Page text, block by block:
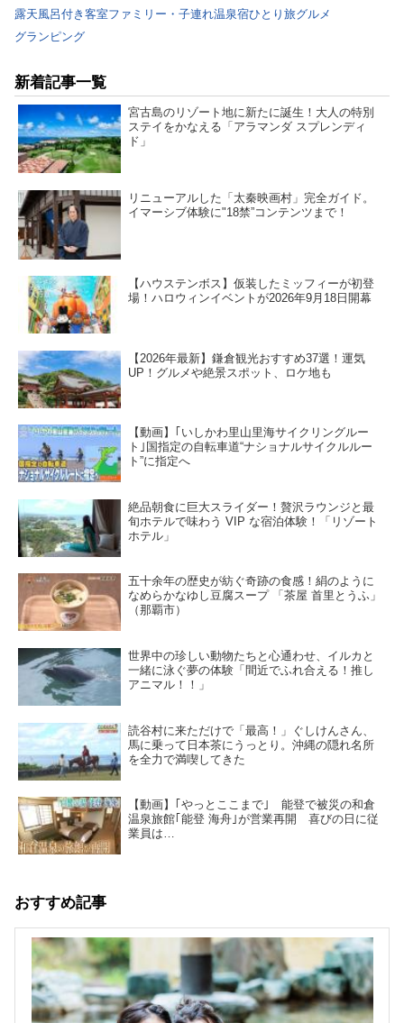
露天風呂付き客室ファミリー・子連れ温泉宿ひとり旅グルメ
グランピング
新着記事一覧
宮古島のリゾート地に新たに誕生！大人の特別
ステイをかなえる「アラマンダ スプレンディ
ド」
リニューアルした「太秦映画村」完全ガイド。
イマーシブ体験に"18禁”コンテンツまで！
【ハウステンボス】仮装したミッフィーが初登
場！ハロウィンイベントが2026年9月18日開幕
【2026年最新】鎌倉観光おすすめ37選！運気
UP！グルメや絶景スポット、ロケ地も
【動画】｢いしかわ里山里海サイクリングルー
ト｣国指定の自転車道“ナショナルサイクルルー
ト”に指定へ
絶品朝食に巨大スライダー！贅沢ラウンジと最
旬ホテルで味わう VIP な宿泊体験！「リゾート
ホテル」
五十余年の歴史が紡ぐ奇跡の食感！絹のように
なめらかなゆし豆腐スープ 「茶屋 首里とうふ」
（那覇市）
世界中の珍しい動物たちと心通わせ、イルカと
一緒に泳ぐ夢の体験「間近でふれ合える！推し
アニマル！！」
読谷村に来ただけで「最高！」ぐしけんさん、
馬に乗って日本茶にうっとり。沖縄の隠れ名所
を全力で満喫してきた
【動画】｢やっとここまで｣ 能登で被災の和倉
温泉旅館｢能登 海舟｣が営業再開 喜びの日に従
業員は…
おすすめ記事